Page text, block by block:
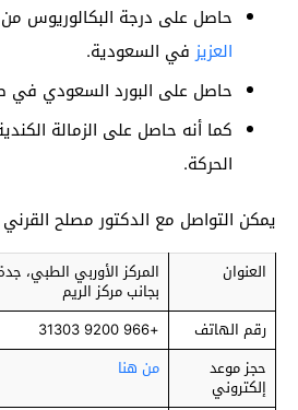
حاصل على درجة البكالوريوس من
العزيز في السعودية.
حاصل على البورد السعودي في
كما أنه حاصل على الزمالة
الحركة.
يمكن التواصل مع الدكتور مصلح
العنوان المركز الأوربي الطبي،
بجانب مركز الريم
رقم الهاتف
+966 9200 31303
حجز موعد
إلكتروني
من هنا